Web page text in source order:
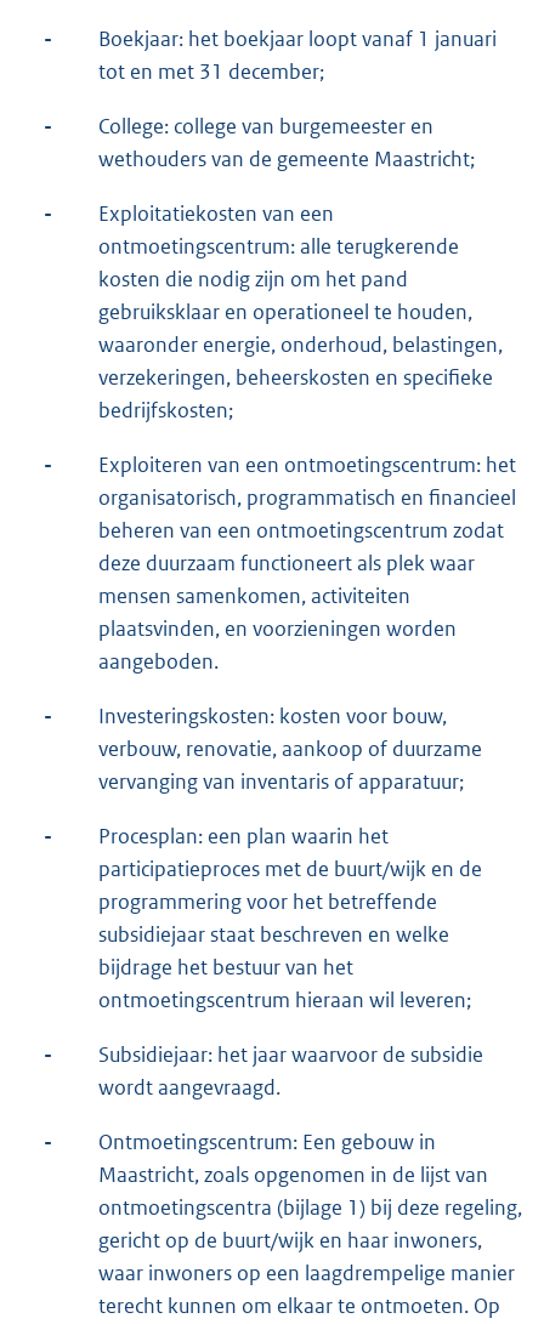
-
Boekjaar: het boekjaar loopt vanaf 1 januari
tot en met 31 december;
-
College: college van burgemeester en
wethouders van de gemeente Maastricht;
-
Exploitatiekosten van een
ontmoetingscentrum: alle terugkerende
kosten die nodig zijn om het pand
gebruiksklaar en operationeel te houden,
waaronder energie, onderhoud, belastingen,
verzekeringen, beheerskosten en specifieke
bedrijfskosten;
-
Exploiteren van een ontmoetingscentrum: het
organisatorisch, programmatisch en financieel
beheren van een ontmoetingscentrum zodat
deze duurzaam functioneert als plek waar
mensen samenkomen, activiteiten
plaatsvinden, en voorzieningen worden
aangeboden.
-
Investeringskosten: kosten voor bouw,
verbouw, renovatie, aankoop of duurzame
vervanging van inventaris of apparatuur;
-
Procesplan: een plan waarin het
participatieproces met de buurt/wijk en de
programmering voor het betreffende
subsidiejaar staat beschreven en welke
bijdrage het bestuur van het
ontmoetingscentrum hieraan wil leveren;
-
Subsidiejaar: het jaar waarvoor de subsidie
wordt aangevraagd.
-
Ontmoetingscentrum: Een gebouw in
Maastricht, zoals opgenomen in de lijst van
ontmoetingscentra (bijlage 1) bij deze regeling,
gericht op de buurt/wijk en haar inwoners,
waar inwoners op een laagdrempelige manier
terecht kunnen om elkaar te ontmoeten. Op